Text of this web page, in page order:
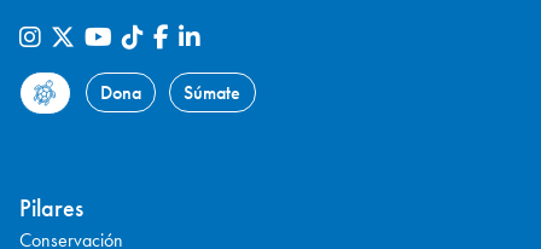
Dona Súmate
Pilares
Conservación